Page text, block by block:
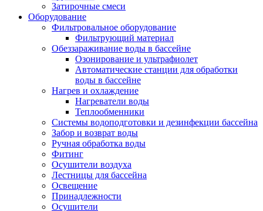
Затирочные смеси
Оборудование
Фильтровальное оборудование
Фильтрующий материал
Обеззараживание воды в бассейне
Озонирование и ультрафиолет
Автоматические станции для обработки
воды в бассейне
Нагрев и охлаждение
Нагреватели воды
Теплообменники
Системы водоподготовки и дезинфекции бассейна
Забор и возврат воды
Ручная обработка воды
Фитинг
Осушители воздуха
Лестницы для бассейна
Освещение
Принадлежности
Осушители